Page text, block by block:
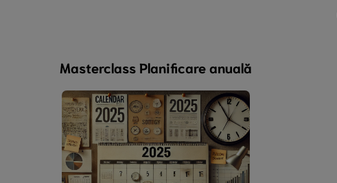
Masterclass Planificare anuală